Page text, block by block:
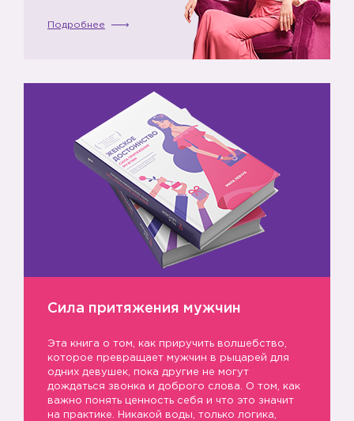
Подробнее
Сила притяжения мужчин
Эта книга о том, как приручить волшебство,
которое превращает мужчин в рыцарей для
одних девушек, пока другие не могут
дождаться звонка и доброго слова. О том, как
важно понять ценность себя и что это значит
на практике. Никакой воды, только логика,